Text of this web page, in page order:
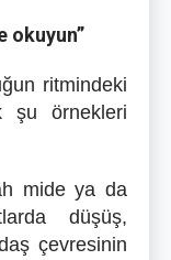
okuyun”
ritmindeki
şu örnekleri
mide ya da
düşüş,
çevresinin